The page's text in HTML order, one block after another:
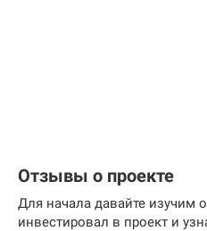
Отзывы о проекте
Для начала давайте изучим
инвестировал в проект и